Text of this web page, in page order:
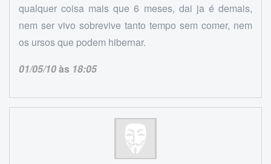
qualquer coisa mais que 6 meses, dai ja é demais,
nem ser vivo sobrevive tanto tempo sem comer, nem
os ursos que podem hibernar.
01/05/10às 18:05